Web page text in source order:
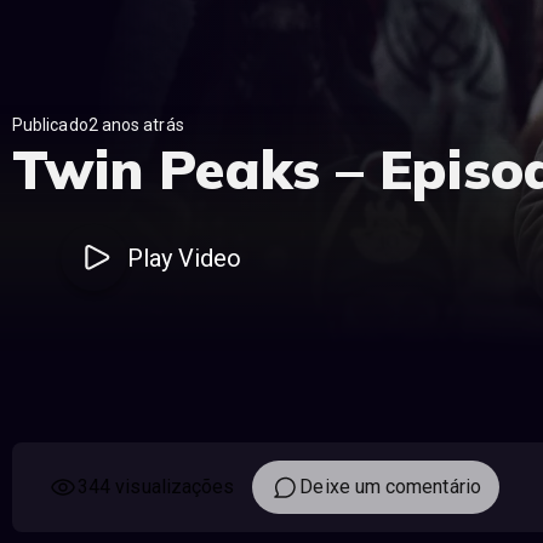
Publicado2 anos atrás
Twin Peaks –
Play Video
344 visualizações Deixe um comentário